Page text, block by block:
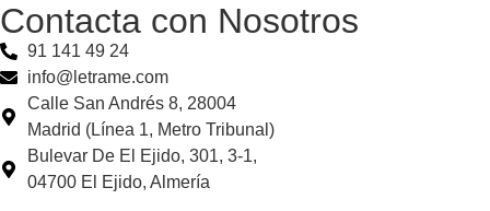
Contacta con Nosotros
91 141 49 24
info@letrame.com
Calle San Andrés 8, 28004
Madrid (Línea 1, Metro Tribunal)
Bulevar De El Ejido, 301, 3-1,
04700 El Ejido, Almería